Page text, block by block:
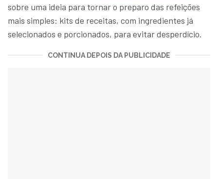
sobre uma ideia para tornar o preparo das refeições
mais simples: kits de receitas, com ingredientes já
selecionados e porcionados, para evitar desperdício.
CONTINUA DEPOIS DA PUBLICIDADE